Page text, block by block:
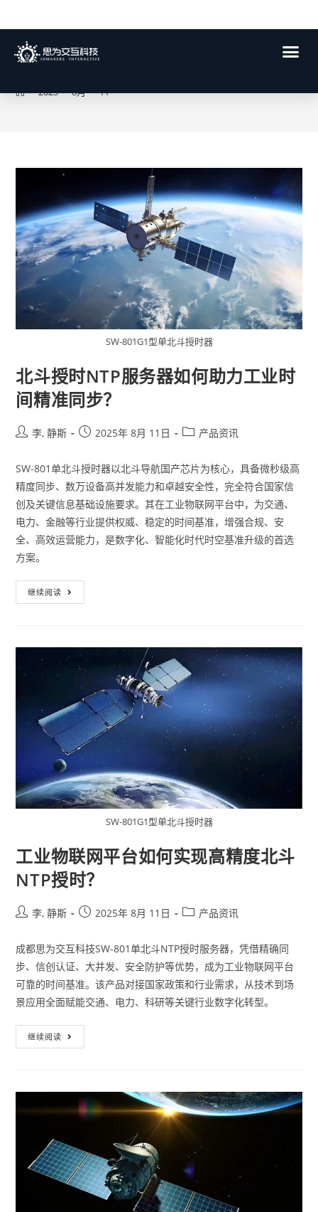
每日存档:2025年 8月 11日
> 2025 > 8月 > 11
SW-801G1型单北斗授时器
北斗授时NTP服务器如何助力工业时
间精准同步？
李, 静斯 2025年 8月 11日 产品资讯
SW-801单北斗授时器以北斗导航国产芯片为核心，具备微秒级高
精度同步、数万设备高并发能力和卓越安全性，完全符合国家信
创及关键信息基础设施要求。其在工业物联网平台中，为交通、
电力、金融等行业提供权威、稳定的时间基准，增强合规、安
全、高效运营能力，是数字化、智能化时代时空基准升级的首选
方案。
继续阅读
SW-801G1型单北斗授时器
工业物联网平台如何实现高精度北斗
NTP授时？
李, 静斯 2025年 8月 11日 产品资讯
成都思为交互科技SW-801单北斗NTP授时服务器，凭借精确同
步、信创认证、大并发、安全防护等优势，成为工业物联网平台
可靠的时间基准。该产品对接国家政策和行业需求，从技术到场
景应用全面赋能交通、电力、科研等关键行业数字化转型。
继续阅读